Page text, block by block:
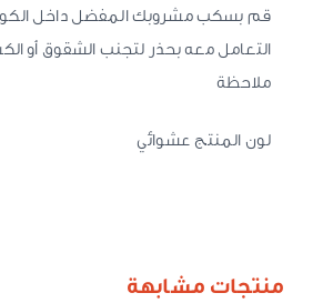
قم بسكب مشروبك المفضل داخل
التعامل معه بحذر لتجنب الشقوق أو
ملاحظة
لون المنتج عشوائي
منتجات مشابهة